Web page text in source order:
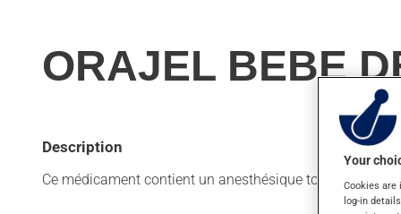
ORAJEL BEBE
Description
Ce médicament contient un anesthésique topique.
Your
Cookies are
log-in